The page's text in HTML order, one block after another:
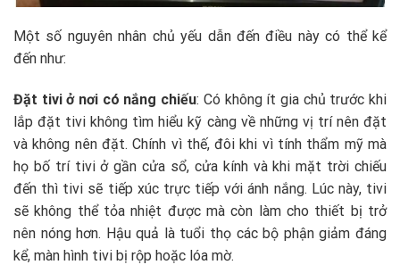
Một số nguyên nhân chủ yếu dẫn đến điều này có thể kể
đến như:
Đặt tivi ở nơi có nắng chiếu: Có không ít gia chủ trước khi
lắp đặt tivi không tìm hiểu kỹ càng về những vị trí nên đặt
và không nên đặt. Chính vì thế, đôi khi vì tính thẩm mỹ mà
họ bố trí tivi ở gần cửa sổ, cửa kính và khi mặt trời chiếu
đến thì tivi sẽ tiếp xúc trực tiếp với ánh nắng. Lúc này, tivi
sẽ không thể tỏa nhiệt được mà còn làm cho thiết bị trở
nên nóng hơn. Hậu quả là tuổi thọ các bộ phận giảm đáng
kể, màn hình tivi bị rộp hoặc lóa mờ.